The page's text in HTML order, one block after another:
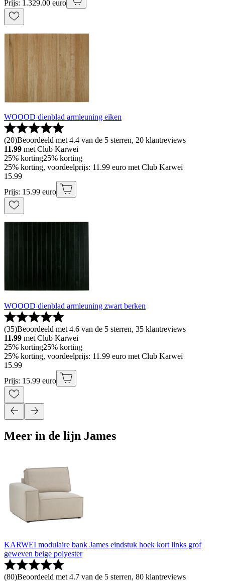
Prijs: 1.329.00 euro
WOOOD dienblad armleuning eiken
(20)Beoordeeld met 4.4 van de 5 sterren, 20 klantreviews
11.99 met Club Karwei
25% korting25% korting
25% korting, voordeelprijs: 11.99 euro met Club Karwei
15.99
Prijs: 15.99 euro
WOOOD dienblad armleuning zwart berken
(35)Beoordeeld met 4.6 van de 5 sterren, 35 klantreviews
11.99 met Club Karwei
25% korting25% korting
25% korting, voordeelprijs: 11.99 euro met Club Karwei
15.99
Prijs: 15.99 euro
Meer in de lijn James
KARWEI modulaire bank James eindstuk hoek kort links grof
geweven beige polyester
(80)Beoordeeld met 4.7 van de 5 sterren, 80 klantreviews